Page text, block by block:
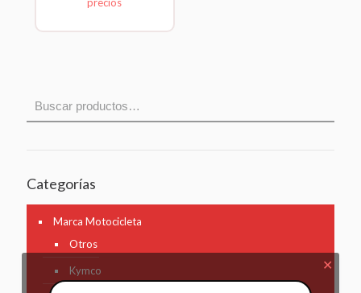
Categorías
Marca Motocicleta
Otros
Kymco ✕